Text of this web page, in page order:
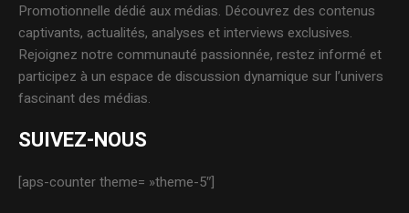
Promotionnelle dédié aux médias. Découvrez des contenus
captivants, actualités, analyses et interviews exclusives.
Rejoignez notre communauté passionnée, restez informé et
participez à un espace de discussion dynamique sur l’univers
fascinant des médias.
SUIVEZ-NOUS
[aps-counter theme= »theme-5″]